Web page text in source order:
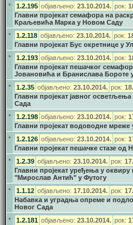
•
1.2.195 објављено: 23.10.2014. рок:
Главни пројекат семафора на
Краљевића Марка у Новом Саду
•
1.2.118 објављено: 23.10.2014. рок:
Главни пројекат Бус окретнице
•
1.2.193 објављено: 23.10.2014. рок:
Главни пројекат пешачког
Јовановића и Бранислава Бороте
•
1.2.35 објављено: 23.10.2014. рок:
Главни пројекат јавног
Сада
•
1.2.198 објављено: 23.10.2014. рок:
Главни пројекат водоводне
•
1.2.126 објављено: 23.10.2014. рок:
Главни пројекат пешачке стазе
•
1.2.39 објављено: 23.10.2014. рок:
Главни пројекат уређења у
"Мирослав Антић" у Футогу
•
1.1.12 објављено: 17.10.2014. рок:
Набавка и уградња опреме и
Новог Сада
•
1.2.181 објављено: 23.10.2014. рок: